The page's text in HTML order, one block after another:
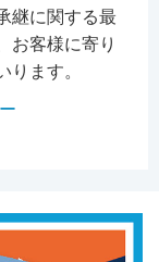
継に関する最
お客様に寄り
ります。